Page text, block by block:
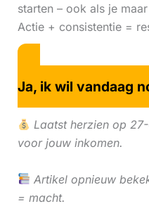
starten – ook als je
Actie + consistentie =
Ja, ik wil vandaag
Laatst herzien op
voor jouw inkomen.
Artikel opnieuw
= macht.